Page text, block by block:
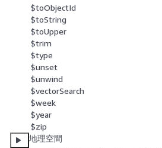
$toObjectId
$toString
$toUpper
$trim
$type
$unset
$unwind
$vectorSearch
$week
$year
$zip
地理空間